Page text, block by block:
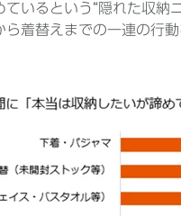
いるという“隠れた収
着替えまでの一連の行